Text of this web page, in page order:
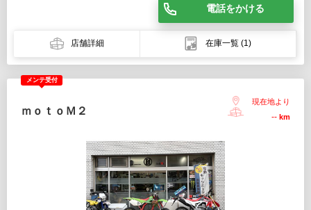
電話をかける
店舗詳細 在庫一覧 (1)
メンテ受付
ｍｏｔｏＭ２
現在地より
-- km